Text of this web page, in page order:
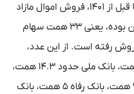
خاندوزی متذکر شد: از سال ۱۳۹۴ تا قبل از ۱۴۰۱، فروش اموال مازاد
بانک‌ها حدود ۶۷ هزار میلیارد تومان بوده، یعنی ۳۳ همت سهام
مازاد فروش رفته است. از این عدد،
عملکرد بانک صادرات حدود ۱۴.۵ همت، بانک ملی حدود ۱۴.۳ همت،
بانک تجارت ۱۱ همت، بانک ملت ۹.۶ همت، بانک رفاه ۵ همت، بانک